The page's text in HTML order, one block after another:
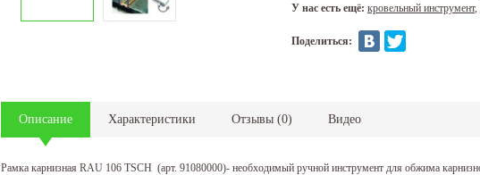
У нас есть ещё: кровельный инструмент,
Поделиться:
Описание Характеристики Отзывы (0) Видео
Рамка карнизная RAU 106 TSCH (арт. 91080000)- необходимый ручной инструмент для обжима